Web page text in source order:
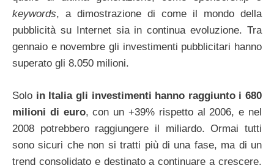
keywords, a dimostrazione di come il mondo della
pubblicità su Internet sia in continua evoluzione. Tra
gennaio e novembre gli investimenti pubblicitari hanno
superato gli 8.050 milioni.
Solo in Italia gli investimenti hanno raggiunto i 680
milioni di euro, con un +39% rispetto al 2006, e nel
2008 potrebbero raggiungere il miliardo. Ormai tutti
sono sicuri che non si tratti più di una fase, ma di un
trend consolidato e destinato a continuare a crescere.